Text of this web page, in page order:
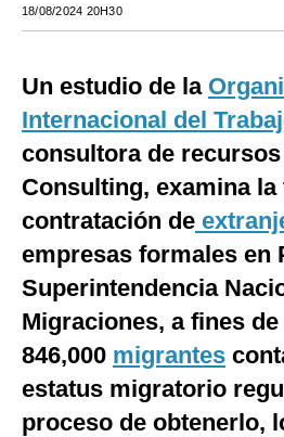
Internacional
Tecnología
Club del Suscriptor
Mix
Notas Contratadas
Podcast
Gestión TV
Videos
Fotogalerías
18/08/2024 20H30
Un estudio de la
Internacional del
consultora de
Consulting, examina la
contratación de
empresas formales en
Superintendencia
Migraciones, a fines de
846,000 migrantes
estatus migratorio
proceso de obtenerlo,